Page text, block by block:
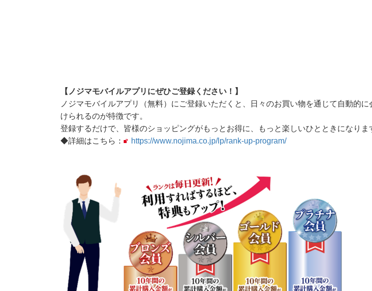
【ノジマモバイルアプリにぜひご登録ください！】
ノジマモバイルアプリ（無料）にご登録いただくと、日々のお買い物を通じて自動的
けられるのが特徴です。
登録するだけで、皆様のショッピングがもっとお得に、もっと楽しいひとときになり
◆詳細はこちら：
https://www.nojima.co.jp/lp/rank-up-program/